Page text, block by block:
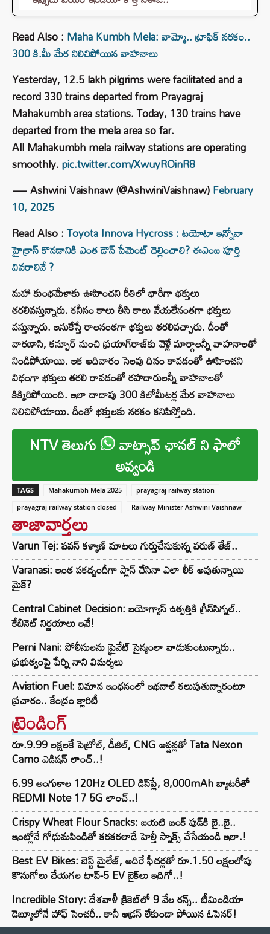
Read Also : Maha Kumbh Mela: వామ్మో.. ట్రాఫిక్ నరకం..
300 కి.మీ మేర నిలిచిపోయిన వాహనాలు
Yesterday, 12.5 lakh pilgrims were facilitated and a
record 330 trains departed from Prayagraj
Mahakumbh area stations. Today, 130 trains have
departed from the mela area so far.
All Mahakumbh mela railway stations are operating
smoothly.pic.twitter.com/XwuyROinR8
— Ashwini Vaishnaw (@AshwiniVaishnaw)February
10, 2025
Read Also :Toyota Innova Hycross : టయోటా ఇన్నోవా
హైక్రాస్ కొనడానికి ఎంత డౌన్ పేమెంట్ చెల్లించాలి? ఈఎంఐ పూర్తి
వివరాలివే ?
మహా కుంభమేళాకు ఊహించని రీతిలో భారీగా భక్తులు
తరలివస్తున్నారు. కనీసం కాలు తీసి కాలు వేయలేనంతగా భక్తులు
వస్తున్నారు. ఇసుకేస్తే రాలనంతగా భక్తులు తరలివచ్చారు. దీంతో
వారణాసి, కన్పూర్ నుంచి ప్రయాగ్‌రాజ్‌కు వెళ్లే మార్గాలన్నీ వాహనాలతో
నిండిపోయాయి. ఇక ఆదివారం సెలవు దినం కావడంతో ఊహించని
విధంగా భక్తులు తరలి రావడంతో రహదారులన్నీ వాహనాలతో
కిక్కిరిపోయింది. ఇలా దాదాపు 300 కిలోమీటర్ల మేర వాహనాలు
నిలిచిపోయాయి. దీంతో భక్తులకు నరకం కనిపిస్తోంది.
NTV తెలుగు వాట్సాప్ ఛానల్ ని ఫాలో
అవ్వండి
TAGS Mahakumbh Mela 2025
prayagraj railway station
prayagraj railway station closed
Railway Minister Ashwini Vaishnaw
తాజావార్తలు
Varun Tej: పవన్ కళ్యాణ్ మాటలు గుర్తుచేసుకున్న వరుణ్ తేజ్..
Varanasi: ఇంత పకడ్బందీగా ప్లాన్ చేసినా ఎలా లీక్ అవుతున్నాయి
మైక్?
Central Cabinet Decision: బయోగ్యాస్ ఉత్పత్తికి గ్రీన్‌సిగ్నల్..
కేబినెట్ నిర్ణయాలు ఇవే!
Perni Nani: పోలీసులను ప్రైవేట్ సైన్యంలా వాడుకుంటున్నారు..
ప్రభుత్వంపై పేర్ని నాని విమర్శలు
Aviation Fuel: విమాన ఇంధనంలో ఇథనాల్ కలుపుతున్నారంటూ
ప్రచారం.. కేంద్రం క్లారిటీ
ట్రెండింగ్‌
రూ.9.99 లక్షలకే పెట్రోల్, డీజిల్, CNG ఆప్షన్లతో Tata Nexon
Camo ఎడిషన్ లాంచ్..!
6.99 అంగుళాల 120Hz OLED డిస్‌ప్లే, 8,000mAh బ్యాటరీతో
REDMI Note 17 5G లాంచ్..!
Crispy Wheat Flour Snacks: బయటి జంక్ ఫుడ్‌కి బై..బై..
ఇంట్లోనే గోధుమపిండితో కరకరలాడే హెల్తీ స్నాక్స్ చేసేయండి ఇలా.!
Best EV Bikes: బెస్ట్ మైలేజ్, అదిరే ఫీచర్లతో రూ.1.50 లక్షలలోపు
కొనుగోలు చేయగల టాప్-5 EV బైక్‌లు ఇదిగో..!
Incredible Story: దేశవాళీ క్రికెట్‌లో 9 వేల రన్స్.. టీమిండియా
డెబ్యూలోనే హాఫ్ సెంచరీ.. కానీ అడ్రస్ లేకుండా పోయిన ఓపెనర్!